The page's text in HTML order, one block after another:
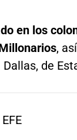
en los
,
de